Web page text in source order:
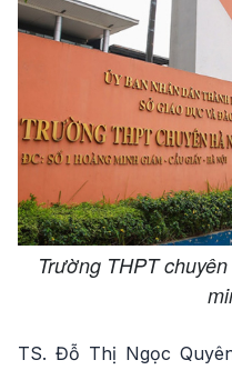
Trường THPT
TS. Đỗ Thị Ngọc